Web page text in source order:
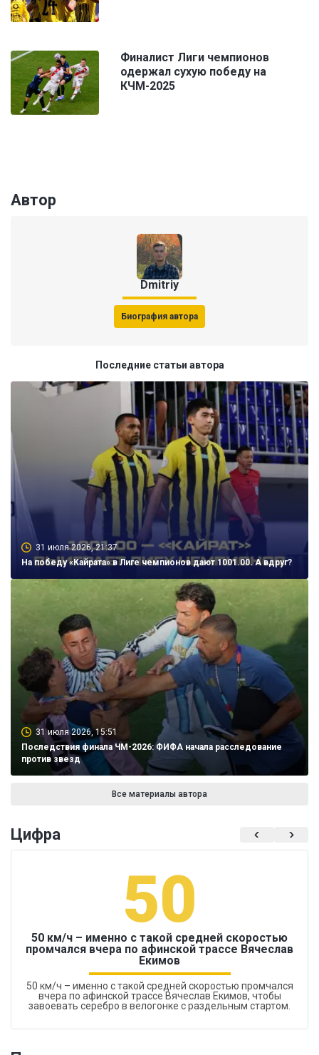
Финалист Лиги чемпионов
одержал сухую победу на
КЧМ-2025
Автор
Dmitriy
Биография автора
Последние статьи автора
31 июля 2026, 21:37
На победу «Кайрата» в Лиге чемпионов дают 1001.00. А вдруг?
31 июля 2026, 15:51
Последствия финала ЧМ-2026: ФИФА начала расследование
против звезд
Все материалы автора
Цифра
50
50 км/ч – именно с такой средней скоростью
промчался вчера по афинской трассе Вячеслав
Екимов
50 км/ч – именно с такой средней скоростью промчался
вчера по афинской трассе Вячеслав Екимов, чтобы
завоевать серебро в велогонке с раздельным стартом.